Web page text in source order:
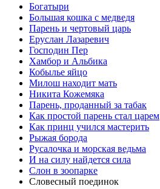
Богатыри
Большая кошка с медведя
Парень и чертовый царь
Еруслан Лазаревич
Господин Пер
Хамбор и Альбика
Кобылье яйцо
Милош находит мать
Никита Кожемяка
Парень, проданный за табак
Как простой парень стал царем
Как принц учился мастерить
Рыжая борода
Русалочка и морская ведьма
И на силу найдется сила
Слон в зоопарке
Словесный поединок